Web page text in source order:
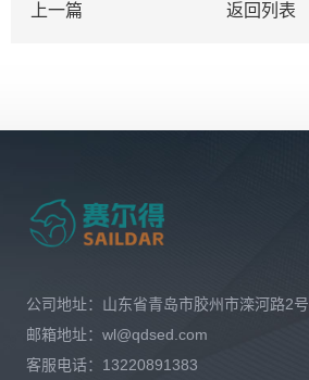
上一篇 返回列表
公司地址：山东省青岛市胶州市滦河路2号
邮箱地址：wl@qdsed.com
客服电话：13220891383